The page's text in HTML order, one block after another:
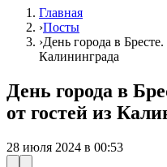
Главная
›Посты
›День города в
Калининграда
День города в
от гостей из
28 июля 2024 в 00:53